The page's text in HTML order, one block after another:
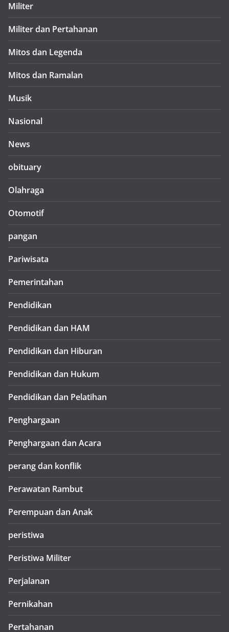
Militer
Militer dan Pertahanan
Mitos dan Legenda
Mitos dan Ramalan
Musik
Nasional
News
obituary
Olahraga
Otomotif
pangan
Pariwisata
Pemerintahan
Pendidikan
Pendidikan dan HAM
Pendidikan dan Hiburan
Pendidikan dan Hukum
Pendidikan dan Pelatihan
Penghargaan
Penghargaan dan Acara
perang dan konflik
Perawatan Rambut
Perempuan dan Anak
peristiwa
Peristiwa Militer
Perjalanan
Pernikahan
Pertahanan